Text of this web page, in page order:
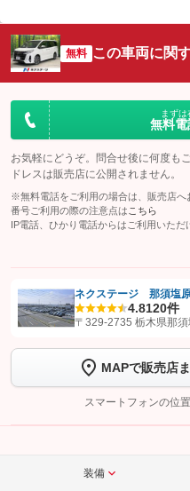
無料 この車両に関
まず
無料
お気軽にどうぞ。問合せ後に何度も
ドレスは販売店に公開されません。
※無料電話をご利用の場合は、販売店
番号ご利用の際の注意点は こちら
IP電話、ひかり電話からはご利用いただ
【STEP1】認証画面でグーネットを
トーク画面で
ボタンを
完了してください。
こ
ネクステージ 那須塩
4.8120件
〒329-2735 栃木県那
MAPで販売店
スマートフォンの位
装備